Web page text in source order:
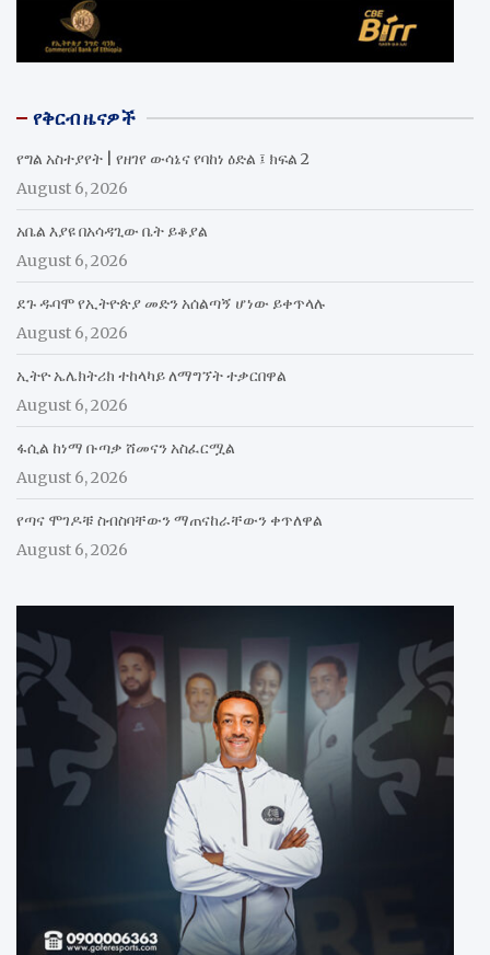
የቅርብ ዜናዎች
የግል አስተያየት | የዘገየ ውሳኔና የባከነ ዕድል ፤ ክፍል 2
August 6, 2026
አቤል እያዩ በአሳዳጊው ቤት ይቆያል
August 6, 2026
ደጉ ዱባሞ የኢትዮጵያ መድን አሰልጣኝ ሆነው ይቀጥላሉ
August 6, 2026
ኢትዮ ኤሌክትሪክ ተከላካይ ለማግኘት ተቃርበዋል
August 6, 2026
ፋሲል ከነማ ቡጣቃ ሸመናን አስፈርሟል
August 6, 2026
የጣና ሞገዶቹ ስብስባቸውን ማጠናከራቸውን ቀጥለዋል
August 6, 2026